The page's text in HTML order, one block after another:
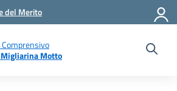
del Merito
Motto